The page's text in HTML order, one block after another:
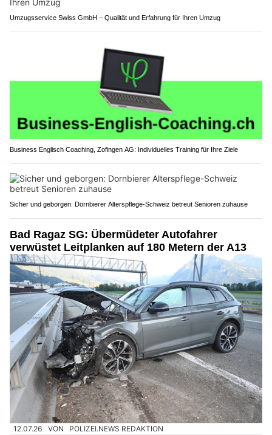
Umzugsservice Swiss GmbH – Qualität und Erfahrung für Ihren Umzug
Business Englisch Coaching, Zofingen AG: Individuelles Training für Ihre Ziele
Sicher und geborgen: Dornbierer Alterspflege-Schweiz betreut Senioren zuhause
Bad Ragaz SG: Übermüdeter Autofahrer
verwüstet Leitplanken auf 180 Metern der A13
12.07.26 VON POLIZEI.NEWS REDAKTION